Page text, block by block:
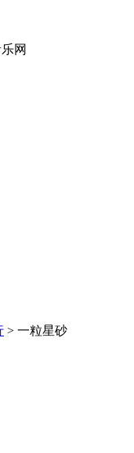
网
> 一粒星砂